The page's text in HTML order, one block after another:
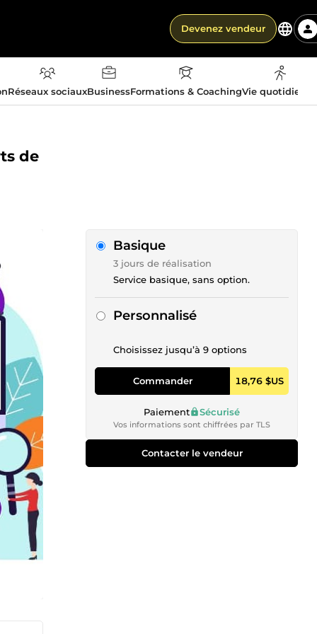
Devenez vendeur
Réseaux sociauxBusinessFormations & CoachingVie
de
Basique
3 jours de réalisation
Service basique, sans option.
Personnalisé
Choisissez jusqu’à 9 options
Commander 18,76 $US
Paiement Sécurisé
Vos informations sont chiffrées par TLS
Contacter le vendeur